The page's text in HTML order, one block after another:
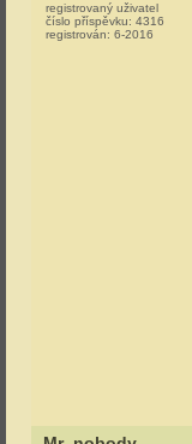
registrovaný uživatel
číslo příspěvku: 4316
registrován: 6-2016